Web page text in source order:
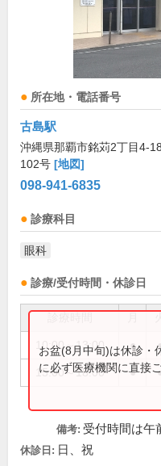
所在地・電話番号
古島駅
沖縄県那覇市銘苅2丁目4-18
102号 [地図]
098-941-6835
診療科目
眼科
診療/受付時間・休診日
10:00～13:00 ●
15:00～18:00 ●
お盆(8月中旬)は休診・
に必ず医療機関に直接
備考: 受付時間は午
休診日: 日、祝